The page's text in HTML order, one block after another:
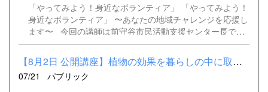
・シェアリングと総括をしっかりおこなう。 さて、ワー
クショップです！ まずは、＜ブレインストーミング＞ ア
イデア出しのための基本的な方法です。 本日のお題は『も
りやのまちづくりに必要なこと』です。 次に＜KJ法＞
川喜田二郎氏が考案した方法です。 先ほど出たアイデア出
しの中で、似た「声」を重ね合わせます。 本日はここま
で。 その後はグループに分けて見出しをつけます。 最終
「やってみよう！身近なボランティア」 「やってみよう！
身近なボランティア」 〜あなたの地域チャレンジを応援し
ます〜 今回の講師は前守谷市民活動支援センター長で、
山百合グラブ会長の高木保さんです。 皆さんはどんな
街に住みたいですか❓️ きれいで住みやすい街ですか？
地域のゴミ拾い活動は月一回、20年前から実施されている
そうです。 安全で安心な街ですか？ 「防犯警戒パトロー
【8月2日 公開講座】植物の効果を暮らしの中に取り入れる～植物の...
07/21 パブリック